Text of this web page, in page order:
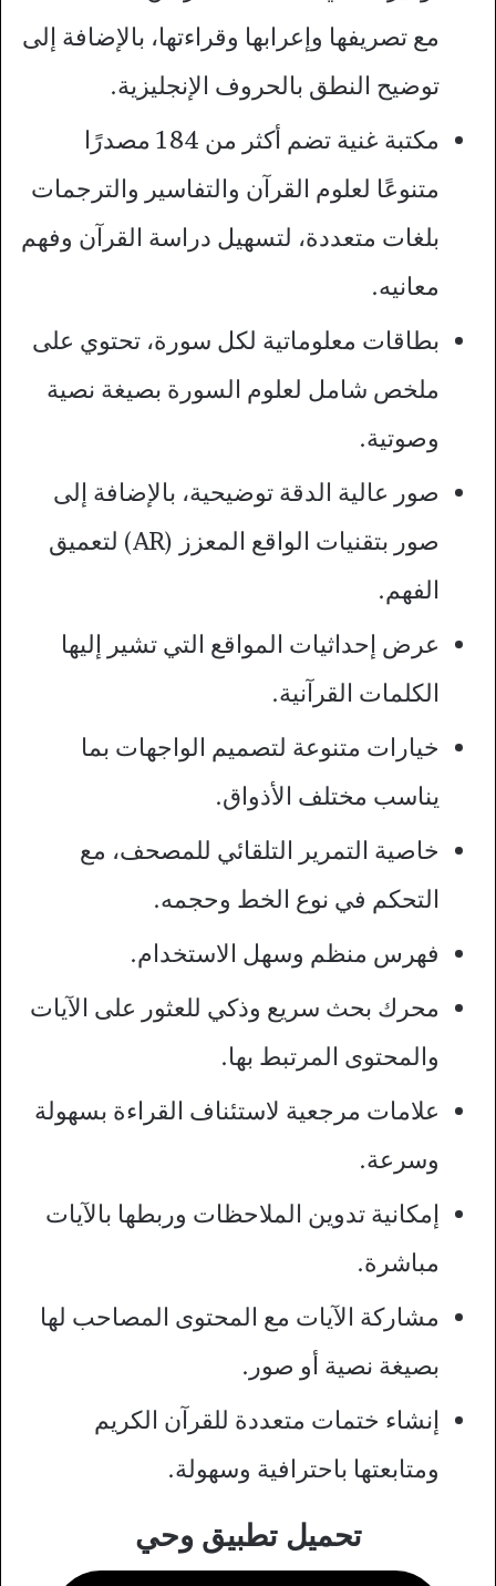
مع تصريفها وإعرابها وقراءتها، بالإضافة إلى
توضيح النطق بالحروف الإنجليزية.
مكتبة غنية تضم أكثر من 184 مصدرًا
متنوعًا لعلوم القرآن والتفاسير والترجمات
بلغات متعددة، لتسهيل دراسة القرآن وفهم
معانيه.
بطاقات معلوماتية لكل سورة، تحتوي على
ملخص شامل لعلوم السورة بصيغة نصية
وصوتية.
صور عالية الدقة توضيحية، بالإضافة إلى
صور بتقنيات الواقع المعزز (AR) لتعميق
الفهم.
عرض إحداثيات المواقع التي تشير إليها
الكلمات القرآنية.
خيارات متنوعة لتصميم الواجهات بما
يناسب مختلف الأذواق.
خاصية التمرير التلقائي للمصحف، مع
التحكم في نوع الخط وحجمه.
فهرس منظم وسهل الاستخدام.
محرك بحث سريع وذكي للعثور على الآيات
والمحتوى المرتبط بها.
علامات مرجعية لاستئناف القراءة بسهولة
وسرعة.
إمكانية تدوين الملاحظات وربطها بالآيات
مباشرة.
مشاركة الآيات مع المحتوى المصاحب لها
بصيغة نصية أو صور.
إنشاء ختمات متعددة للقرآن الكريم
ومتابعتها باحترافية وسهولة.
تحميل تطبيق وحي